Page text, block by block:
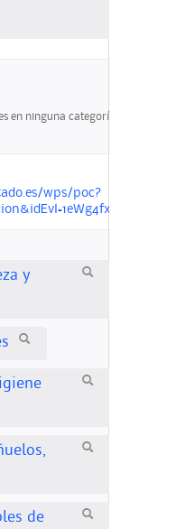
en ninguna categoría
wps/poc?
y
de